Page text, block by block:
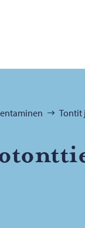
Tontit